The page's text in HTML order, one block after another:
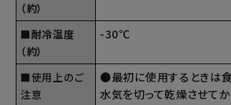
（約）
■耐冷温度
（約）
-30℃
■使用上のご
注意
●最初に使用するときは
水気を切って乾燥させてか